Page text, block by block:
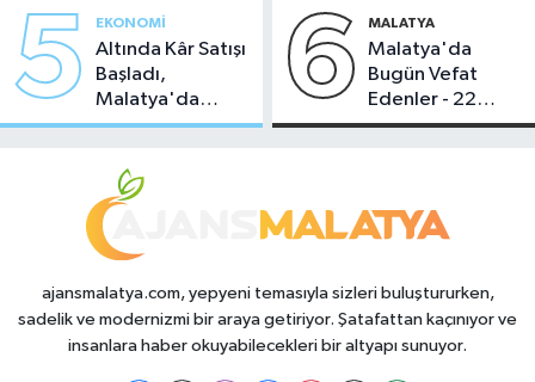
5 EKONOMI
Altında Kâr Satışı
Başladı,
Malatya'da
Makas Ne
6 MALATYA
Malatya'da
Bugün Vefat
Edenler - 22
Temmuz 2026
ajansmalatya.com, yepyeni temasıyla sizleri buluştururken,
sadelik ve modernizmi bir araya getiriyor. Şatafattan kaçınıyor ve
insanlara haber okuyabilecekleri bir altyapı sunuyor.